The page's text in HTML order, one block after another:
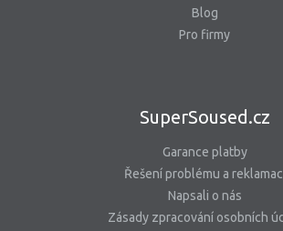
Blog
Pro firmy
SuperSoused.cz
Garance platby
Řešení problému a
Napsali o nás
Zásady zpracování osobních